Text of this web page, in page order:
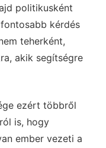
politikusként
kérdés
teherként,
akik segítségre
ezért többről
is, hogy
ember vezeti a